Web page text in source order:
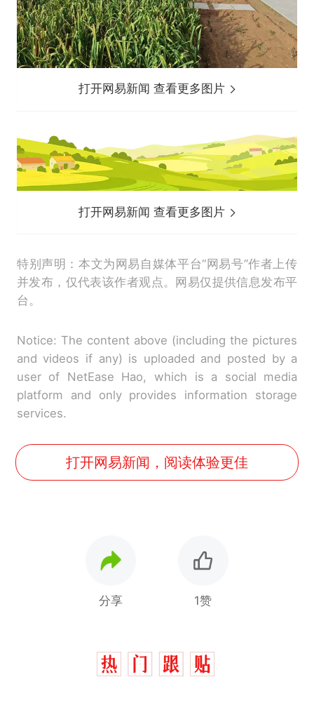
打开网易新闻 查看更多图片
打开网易新闻 查看更多图片
特别声明：本文为网易自媒体平台“网易号”作者上传
并发布，仅代表该作者观点。网易仅提供信息发布平
台。
Notice: The content above (including the pictures
and videos if any) is uploaded and posted by a
user of NetEase Hao, which is a social media
platform and only provides information storage
services.
打开网易新闻，阅读体验更佳
分享 1赞
热
制裁瓜子饺子，美国怕什
么？